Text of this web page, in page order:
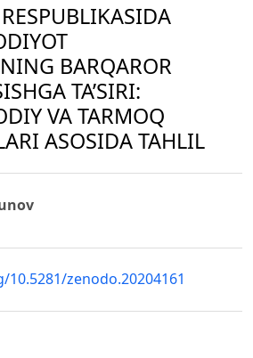
BARQAROR
TA’SIRI:
VA TARMOQ
ASOSIDA TAHLIL
zenodo.20204161